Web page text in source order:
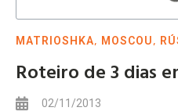
MATRIOSHKA, MOSCOU,
Roteiro de 3 dias
02/11/2013